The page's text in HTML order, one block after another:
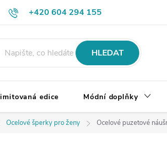
+420 604 294 155
vrácení a reklamace zboží
HLEDAT
edice Módní doplňky
Ocelové šperky pro ženy Ocelové puzetové